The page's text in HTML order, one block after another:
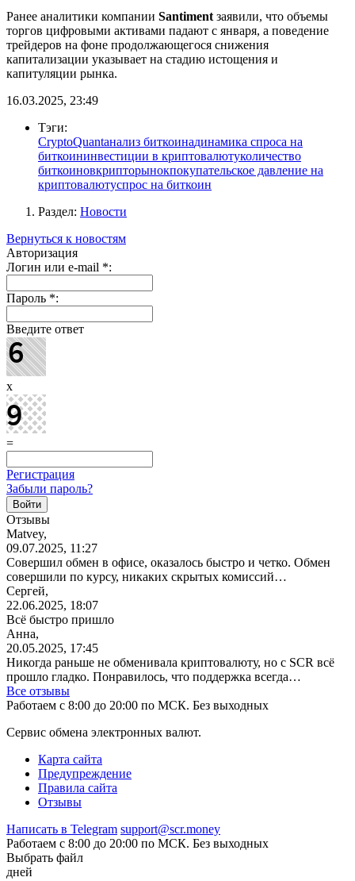
Ранее аналитики компании Santiment заявили, что объемы
торгов цифровыми активами падают с января, а поведение
трейдеров на фоне продолжающегося снижения
капитализации указывает на стадию истощения и
капитуляции рынка.
16.03.2025, 23:49
Тэги:
CryptoQuantанализ биткоинадинамика спроса на
биткоининвестиции в криптовалютуколичество
биткоиновкрипторынокпокупательское давление на
криптовалютуспрос на биткоин
Раздел: Новости
Вернуться к новостям
Авторизация
Логин или e-mail *:
Пароль *:
Введите ответ
x
=
Регистрация
Забыли пароль?
Отзывы
Matvey,
09.07.2025, 11:27
Совершил обмен в офисе, оказалось быстро и четко. Обмен
совершили по курсу, никаких скрытых комиссий…
Сергей,
22.06.2025, 18:07
Всё быстро пришло
Анна,
20.05.2025, 17:45
Никогда раньше не обменивала криптовалюту, но с SCR всё
прошло гладко. Понравилось, что поддержка всегда…
Все отзывы
Работаем с 8:00 до 20:00 по МСК. Без выходных
Сервис обмена электронных валют.
Карта сайта
Предупреждение
Правила сайта
Отзывы
Написать в Telegram support@scr.money
Работаем с 8:00 до 20:00 по МСК. Без выходных
Выбрать файл
дней